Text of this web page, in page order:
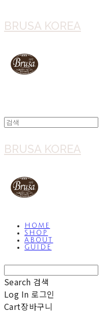
BRUSA KOREA
BRUSA KOREA
HOME
SHOP
ABOUT
GUIDE
Search 검색
Log In 로그인
Cart장바구니